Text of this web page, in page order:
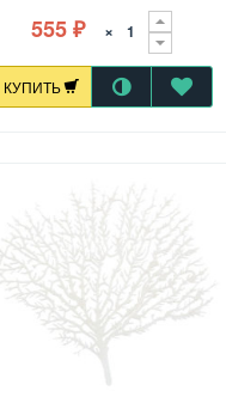
555 ₽ ×
КУПИТЬ